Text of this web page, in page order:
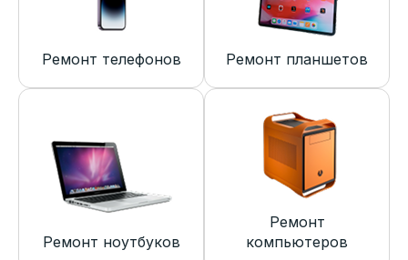
Ремонт телефонов Ремонт планшетов
Ремонт ноутбуков
Ремонт
компьютеров